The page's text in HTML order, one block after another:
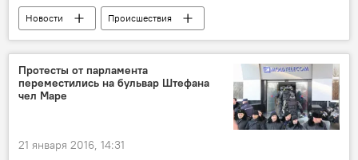
Новости
Происшествия
В Молдове
Республика Молдова
Парламент
протест правительство
Протесты от парламента
переместились на бульвар Штефана
чел Маре
21 января 2016, 14:31